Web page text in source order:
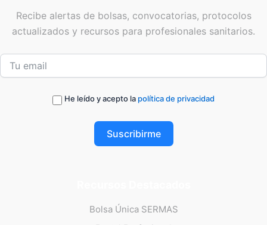
Recibe alertas de bolsas, convocatorias, protocolos
actualizados y recursos para profesionales sanitarios.
He leído y acepto la política de privacidad
Suscribirme
Bolsa Única SERMAS